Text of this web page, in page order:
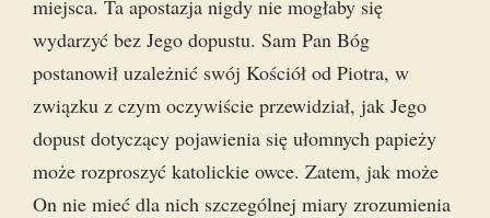
miejsca. Ta apostazja nigdy nie mogłaby się
wydarzyć bez Jego dopustu. Sam Pan Bóg
postanowił uzależnić swój Kościół od Piotra, w
związku z czym oczywiście przewidział, jak Jego
dopust dotyczący pojawienia się ułomnych papieży
może rozproszyć katolickie owce. Zatem, jak może
On nie mieć dla nich szczególnej miary zrozumienia